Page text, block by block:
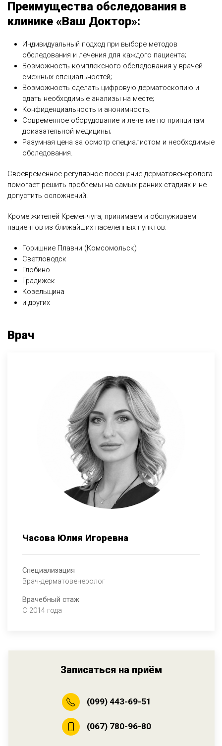
Преимущества обследования в
клинике «Ваш Доктор»:
Индивидуальный подход при выборе методов
обследования и лечения для каждого пациента;
Возможность комплексного обследования у врачей
смежных специальностей;
Возможность сделать цифровую дерматоскопию и
сдать необходимые анализы на месте;
Конфиденциальность и анонимность;
Современное оборудование и лечение по принципам
доказательной медицины;
Разумная цена за осмотр специалистом и необходимые
обследования.
Своевременное регулярное посещение дерматовенеролога
помогает решить проблемы на самых ранних стадиях и не
допустить осложнений.
Кроме жителей Кременчуга, принимаем и обслуживаем
пациентов из ближайших населенных пунктов:
Горишние Плавни (Комсомольск)
Светловодск
Глобино
Градижск
Козельщина
и других
Врач
Часова Юлия Игоревна
Специализация
Врач-дерматовенеролог
Врачебный стаж
С 2014 года
Записаться на приём
(099) 443-69-51
(067) 780-96-80